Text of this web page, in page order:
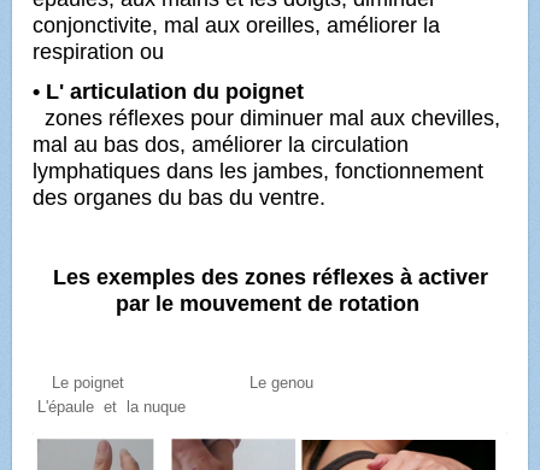
conjonctivite, mal aux oreilles, améliorer la
respiration ou
• L' articulation du poignet
zones réflexes pour diminuer mal aux chevilles,
mal au bas dos, améliorer la circulation
lymphatiques dans les jambes, fonctionnement
des organes du bas du ventre.
Lesexemples des zones réflexes à activer
par le mouvement de rotation
Le poignet Le genou
L'épaule et la nuque